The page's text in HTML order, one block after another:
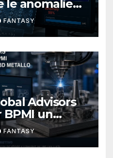
le anomalie
FANTASY
Advisors
BPMI un
stampa 3D
alla filiera
FANTASY